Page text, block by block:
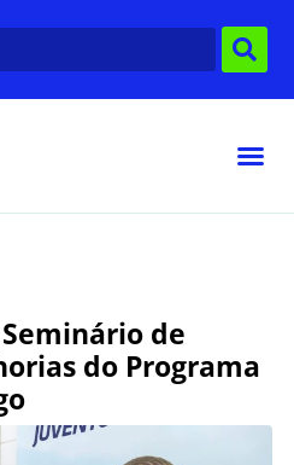
de
do Programa